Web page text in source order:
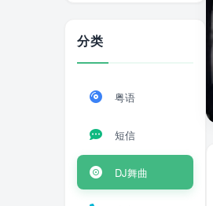
分类
粤语
短信
DJ舞曲